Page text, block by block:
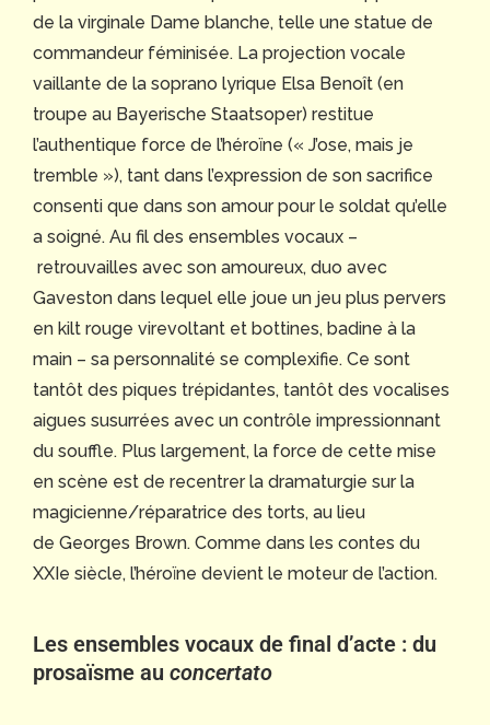
de la virginale Dame blanche, telle une statue de
commandeur féminisée. La projection vocale
vaillante de la soprano lyrique Elsa Benoît (en
troupe au Bayerische Staatsoper) restitue
l’authentique force de l’héroïne (« J’ose, mais je
tremble »), tant dans l’expression de son sacrifice
consenti que dans son amour pour le soldat qu’elle
a soigné. Au fil des ensembles vocaux –
retrouvailles avec son amoureux, duo avec
Gaveston dans lequel elle joue un jeu plus pervers
en kilt rouge virevoltant et bottines, badine à la
main – sa personnalité se complexifie. Ce sont
tantôt des piques trépidantes, tantôt des vocalises
aigues susurrées avec un contrôle impressionnant
du souffle. Plus largement, la force de cette mise
en scène est de recentrer la dramaturgie sur la
magicienne/réparatrice des torts, au lieu
de Georges Brown. Comme dans les contes du
XXIe siècle, l’héroïne devient le moteur de l’action.
Les ensembles vocaux de final d’acte : du
prosaïsme au concertato